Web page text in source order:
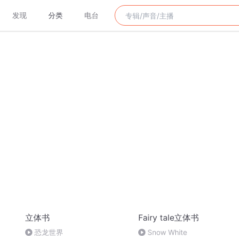
发现 分类 电台
立体书
恐龙世界
Fairy tale立体书
Snow White